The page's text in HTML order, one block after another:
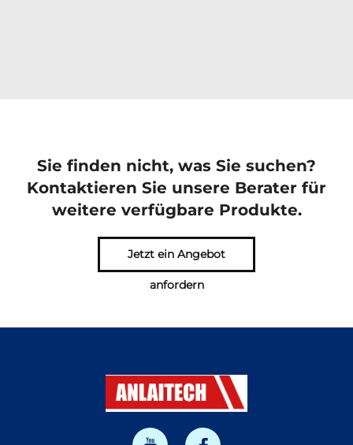
Sie finden nicht, was Sie suchen?
Kontaktieren Sie unsere Berater für
weitere verfügbare Produkte.
Jetzt ein Angebot
anfordern